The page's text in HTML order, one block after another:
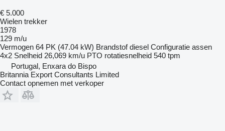
€ 5.000
Wielen trekker
1978
129 m/u
Vermogen 64 PK (47.04 kW) Brandstof diesel Configuratie assen
4x2 Snelheid 26,069 km/u PTO rotatiesnelheid 540 tpm
Portugal, Enxara do Bispo
Britannia Export Consultants Limited
Contact opnemen met verkoper